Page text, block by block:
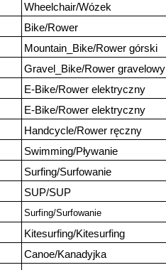
Wheelchair/Wózek
Bike/Rower
Mountain_Bike/Rower górski
Gravel_Bike/Rower gravelowy
E-Bike/Rower elektryczny
E-Bike/Rower elektryczny
Handcycle/Rower ręczny
Swimming/Pływanie
Surfing/Surfowanie
SUP/SUP
Surfing/Surfowanie
Kitesurfing/Kitesurfing
Canoe/Kanadyjka